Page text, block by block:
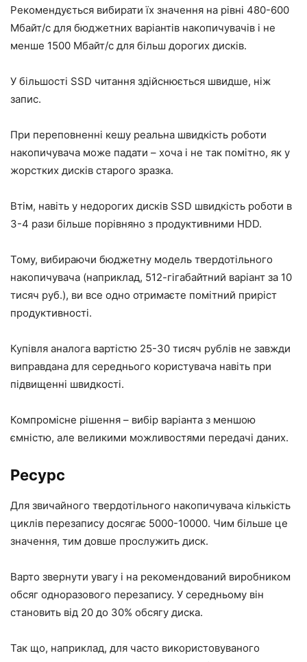
Рекомендується вибирати їх значення на рівні 480-600
Мбайт/с для бюджетних варіантів накопичувачів і не
менше 1500 Мбайт/с для більш дорогих дисків.
У більшості SSD читання здійснюється швидше, ніж
запис.
При переповненні кешу реальна швидкість роботи
накопичувача може падати – хоча і не так помітно, як у
жорстких дисків старого зразка.
Втім, навіть у недорогих дисків SSD швидкість роботи в
3-4 рази більше порівняно з продуктивними HDD.
Тому, вибираючи бюджетну модель твердотільного
накопичувача (наприклад, 512-гігабайтний варіант за 10
тисяч руб.), ви все одно отримаєте помітний приріст
продуктивності.
Купівля аналога вартістю 25-30 тисяч рублів не завжди
виправдана для середнього користувача навіть при
підвищенні швидкості.
Компромісне рішення – вибір варіанта з меншою
ємністю, але великими можливостями передачі даних.
Ресурс
Для звичайного твердотільного накопичувача кількість
циклів перезапису досягає 5000-10000. Чим більше це
значення, тим довше прослужить диск.
Варто звернути увагу і на рекомендований виробником
обсяг одноразового перезапису. У середньому він
становить від 20 до 30% обсягу диска.
Так що, наприклад, для часто використовуваного